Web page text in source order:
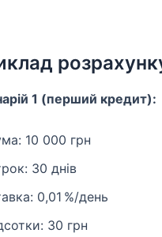
1 (перший кредит):
10 000 грн
30 днів
0,01 %/день
30 грн